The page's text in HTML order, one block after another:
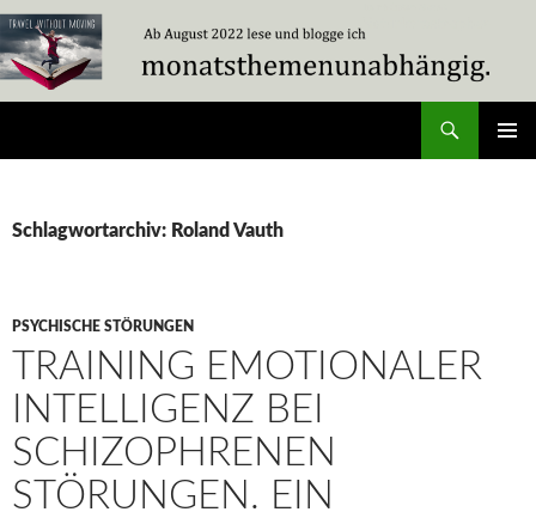
Zum
Inhalt
springen
Schlagwortarchiv: Roland Vauth
PSYCHISCHE STÖRUNGEN
TRAINING EMOTIONALER
INTELLIGENZ BEI
SCHIZOPHRENEN
STÖRUNGEN. EIN